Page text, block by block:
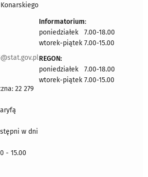
22 279
w dni
- 15.00
Informatorium:
poniedziałek 7.00-18.00
wtorek-piątek 7.00-15.00
REGON:
poniedziałek 7.00-18.00
wtorek-piątek 7.00-15.00